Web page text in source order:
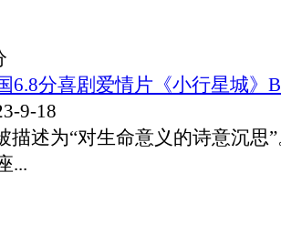
6.8分喜剧爱情片《小行星城》
9-18
述为“对生命意义的诗意沉思”
...